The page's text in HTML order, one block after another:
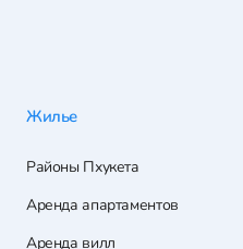
Жилье
Районы Пхукета
Аренда апартаментов
Аренда вилл